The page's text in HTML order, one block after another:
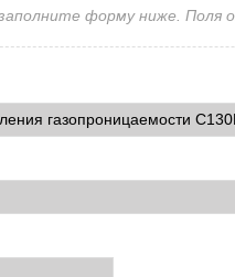
форму ниже. Поля